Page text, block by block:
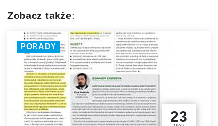
Zobacz także:
PORADY
23